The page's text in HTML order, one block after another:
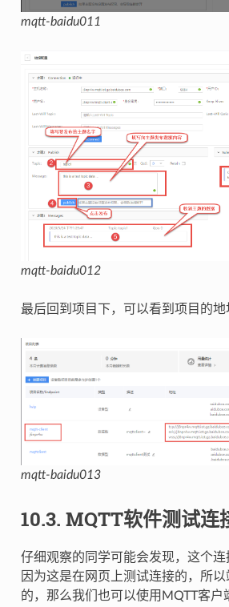
mqtt-baidu011
mqtt-baidu012
最后回到项目下，可以看到项目的地
mqtt-baidu013
10.3. MQTT软件测试连
仔细观察的同学可能会发现，这个连
因为这是在网页上测试连接的，所
的，那么我们也可以使用MQTT客户